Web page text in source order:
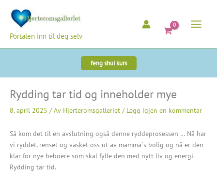
innholdet
Portalen inn til deg selv
feng shui kurs
Rydding tar tid og inneholder mye
8. april 2025 / Av Hjerteromsgalleriet / Legg igjen en kommentar
Så kom det til en avslutning også denne ryddeprosessen … Nå har
vi ryddet, renset og vasket oss ut av mamma´s bolig og nå er den
klar for nye beboere som skal fylle den med nytt liv og energi.
Rydding tar tid.